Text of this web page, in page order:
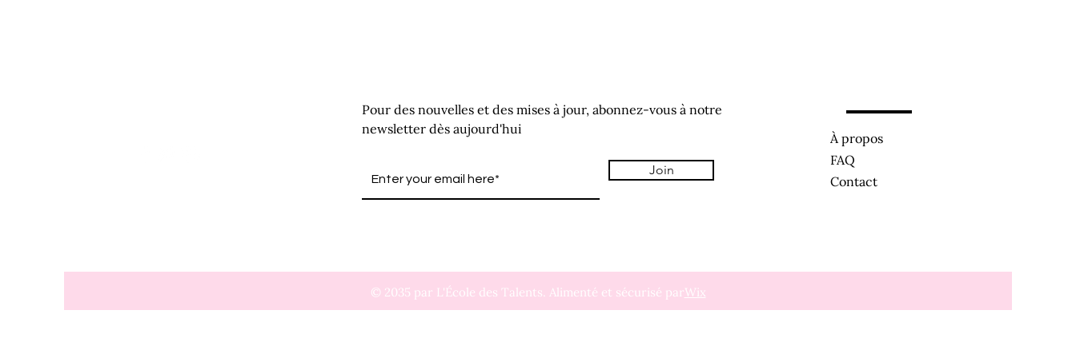
Pour des nouvelles et des mises à jour, abonnez-vous à notre
newsletter dès aujourd'hui
Join
À propos
FAQ
Contact
© 2035 par L'École des Talents. Alimenté et sécurisé parWix